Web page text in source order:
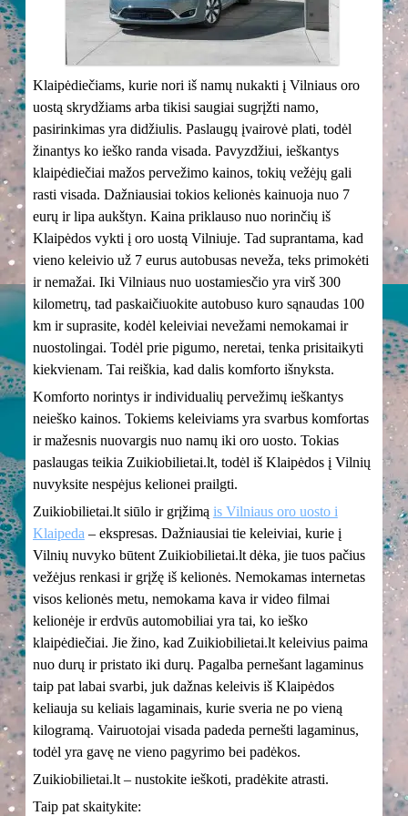
Klaipėdiečiams, kurie nori iš namų nukakti į Vilniaus oro
uostą skrydžiams arba tikisi saugiai sugrįžti namo,
pasirinkimas yra didžiulis. Paslaugų įvairovė plati, todėl
žinantys ko ieško randa visada. Pavyzdžiui, ieškantys
klaipėdiečiai mažos pervežimo kainos, tokių vežėjų gali
rasti visada. Dažniausiai tokios kelionės kainuoja nuo 7
eurų ir lipa aukštyn. Kaina priklauso nuo norinčių iš
Klaipėdos vykti į oro uostą Vilniuje. Tad suprantama, kad
vieno keleivio už 7 eurus autobusas neveža, teks primokėti
ir nemažai. Iki Vilniaus nuo uostamiesčio yra virš 300
kilometrų, tad paskaičiuokite autobuso kuro sąnaudas 100
km ir suprasite, kodėl keleiviai nevežami nemokamai ir
nuostolingai. Todėl prie pigumo, neretai, tenka prisitaikyti
kiekvienam. Tai reiškia, kad dalis komforto išnyksta.
Komforto norintys ir individualių pervežimų ieškantys
neieško kainos. Tokiems keleiviams yra svarbus komfortas
ir mažesnis nuovargis nuo namų iki oro uosto. Tokias
paslaugas teikia Zuikiobilietai.lt, todėl iš Klaipėdos į Vilnių
nuvyksite nespėjus kelionei prailgti.
Zuikiobilietai.lt siūlo ir grįžimą is Vilniaus oro uosto i
Klaipeda – ekspresas. Dažniausiai tie keleiviai, kurie į
Vilnių nuvyko būtent Zuikiobilietai.lt dėka, jie tuos pačius
vežėjus renkasi ir grįžę iš kelionės. Nemokamas internetas
visos kelionės metu, nemokama kava ir video filmai
kelionėje ir erdvūs automobiliai yra tai, ko ieško
klaipėdiečiai. Jie žino, kad Zuikiobilietai.lt keleivius paima
nuo durų ir pristato iki durų. Pagalba pernešant lagaminus
taip pat labai svarbi, juk dažnas keleivis iš Klaipėdos
keliauja su keliais lagaminais, kurie sveria ne po vieną
kilogramą. Vairuotojai visada padeda pernešti lagaminus,
todėl yra gavę ne vieno pagyrimo bei padėkos.
Zuikiobilietai.lt – nustokite ieškoti, pradėkite atrasti.
Taip pat skaitykite: